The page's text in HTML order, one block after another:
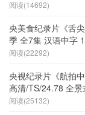
阅读(14692)
央美食纪录片《舌
季 全7集 汉语中字
阅读(22292)
央视纪录片《航拍
高清/TS/24.78 全
阅读(25132)